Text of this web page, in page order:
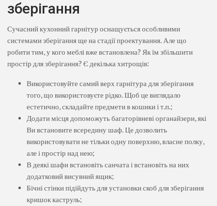
зберігання
Сучасний кухонний гарнітур оснащується особливими
системами зберігання ще на стадії проектування. Але що
робити тим, у кого меблі вже встановлена? Як їм збільшити
простір для зберігання? Є декілька хитрощів:
Використовуйте самий верх гарнітура для зберігання
того, що використовуєте рідко. Щоб це виглядало
естетично, складайте предмети в кошики і т.п.;
Додати місця допоможуть багаторівневі органайзери, які
Ви встановите всередину шаф. Це дозволить
використовувати не тільки одну поверхню, власне полку,
але і простір над нею;
В деякі шафи встановіть санчата і встановіть на них
додатковий висувний ящик;
Бічні стінки підійдуть для установки скоб для зберігання
кришок каструль;